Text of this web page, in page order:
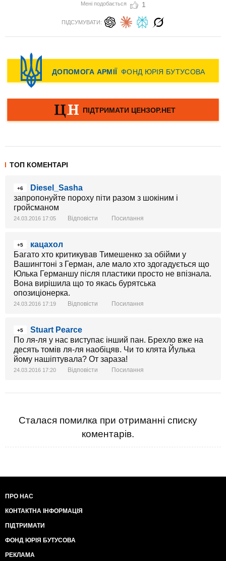
Мені подобається 1
ПІДСУМУВАТИ:
ТОП КОМЕНТАРІ
+6
Diesel_Sasha
запропонуйте пороху піти разом з шокіним і
гройсманом
24.03.2016 17:05 Відповісти Посилання
+5
кацахол
Багато хто критикував Тимешенко за обійми у
Вашингтоні з Герман, але мало хто здогадується що
Юлька Германшу після пластики просто не впізнала.
Вона вирішила що то якась бурятська
опозиціонерка.
24.03.2016 17:19 Відповісти Посилання
+5
Stuart Pearce
По ля-ля у нас виступає інший пан. Брехло вже на
десять томів ля-ля наобіцяв. Чи то клята Йулька
йому нашіптувала? От зараза!
24.03.2016 17:20 Відповісти Посилання
Сталася помилка при отриманні списку
коментарів.
ПРО НАС
КОНТАКТНА ІНФОРМАЦІЯ
ПІДТРИМАТИ
ФОНД ЮРІЯ БУТУСОВА
РЕКЛАМА